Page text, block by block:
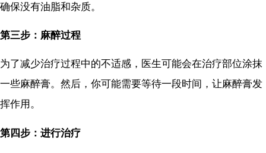
确保没有油脂和杂质。
第三步：麻醉过程
为了减少治疗过程中的不适感，医生可能会在治疗部位涂抹
一些麻醉膏。然后，你可能需要等待一段时间，让麻醉膏发
挥作用。
第四步：进行治疗